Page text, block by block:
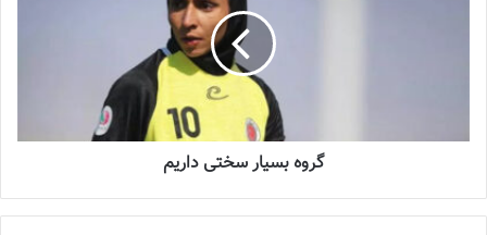
زهره کودایی سنگربان پرافتخار فوتبال بانوان که سال‌ها پیراهن تیم ملی
را بر تن داشته با سپاهان تمدید کرد.
بازیکنان اعزامی به تایلند مشخص شدند
شهریورماه آغاز می شود که ملی پوشان کشورمان به مصاف حریفانی از
کشورهای کره جنوبی، تایلند و هند می روند. این مسابقات از 28 شهریور
گروه بسيار سختى داریم